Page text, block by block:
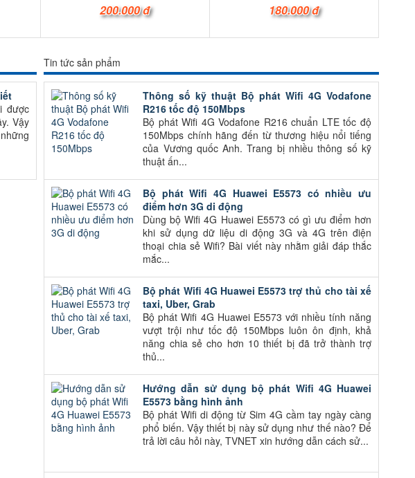
200.000 đ 180.000 đ
được
Vậy
Tin tức sản phẩm
Thông số kỹ thuật Bộ phát Wifi 4G Vodafone
R216 tốc độ 150Mbps
Bộ phát Wifi 4G Vodafone R216 chuẩn LTE tốc độ
150Mbps chính hãng đến từ thương hiệu nổi tiếng
của Vương quốc Anh. Trang bị nhiều thông số kỹ
thuật ấn...
Bộ phát Wifi 4G Huawei E5573 có nhiều ưu
điểm hơn 3G di động
Dùng bộ Wifi 4G Huawei E5573 có gì ưu điểm hơn
khi sử dụng dữ liệu di động 3G và 4G trên điện
thoại chia sẻ Wifi? Bài viết này nhằm giải đáp thắc
mắc...
Bộ phát Wifi 4G Huawei E5573 trợ thủ cho tài xế
taxi, Uber, Grab
Bộ phát Wifi 4G Huawei E5573 với nhiều tính năng
vượt trội như tốc độ 150Mbps luôn ôn định, khả
năng chia sẻ cho hơn 10 thiết bị đã trở thành trợ
thủ...
Hướng dẫn sử dụng bộ phát Wifi 4G Huawei
E5573 bằng hình ảnh
Bộ phát Wifi di động từ Sim 4G cầm tay ngày càng
phổ biến. Vậy thiết bị này sử dụng như thế nào? Để
trả lời câu hỏi này, TVNET xin hướng dẫn cách sử...